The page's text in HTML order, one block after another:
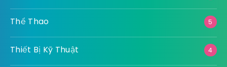
Thể Thao 5
Thiết Bị Kỹ Thuật 4